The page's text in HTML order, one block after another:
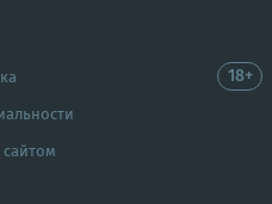
18+